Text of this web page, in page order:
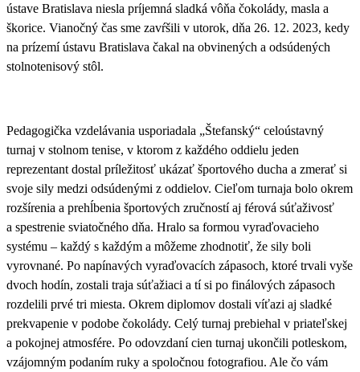
ústave Bratislava niesla príjemná sladká vôňa čokolády, masla a
škorice. Vianočný čas sme zavŕšili v utorok, dňa 26. 12. 2023, kedy
na prízemí ústavu Bratislava čakal na obvinených a odsúdených
stolnotenisový stôl.
Pedagogička vzdelávania usporiadala „Štefanský“ celoústavný
turnaj v stolnom tenise, v ktorom z každého oddielu jeden
reprezentant dostal príležitosť ukázať športového ducha a zmerať si
svoje sily medzi odsúdenými z oddielov. Cieľom turnaja bolo okrem
rozšírenia a prehĺbenia športových zručností aj férová súťaživosť
a spestrenie sviatočného dňa. Hralo sa formou vyraďovacieho
systému – každý s každým a môžeme zhodnotiť, že sily boli
vyrovnané. Po napínavých vyraďovacích zápasoch, ktoré trvali vyše
dvoch hodín, zostali traja súťažiaci a tí si po finálových zápasoch
rozdelili prvé tri miesta. Okrem diplomov dostali víťazi aj sladké
prekvapenie v podobe čokolády. Celý turnaj prebiehal v priateľskej
a pokojnej atmosfére. Po odovzdaní cien turnaj ukončili potleskom,
vzájomným podaním ruky a spoločnou fotografiou. Ale čo vám